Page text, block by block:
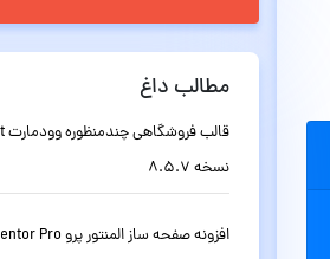
مطالب داغ
نسخه 8.5.7